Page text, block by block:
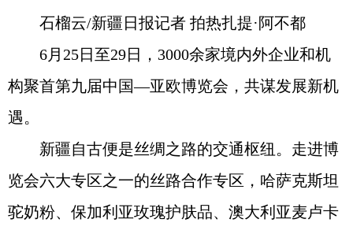
石榴云/新疆日报记者 拍热扎提·阿不都
6月25日至29日，3000余家境内外企业和机
构聚首第九届中国—亚欧博览会，共谋发展新机
遇。
新疆自古便是丝绸之路的交通枢纽。走进博
览会六大专区之一的丝路合作专区，哈萨克斯坦
驼奶粉、保加利亚玫瑰护肤品、澳大利亚麦卢卡